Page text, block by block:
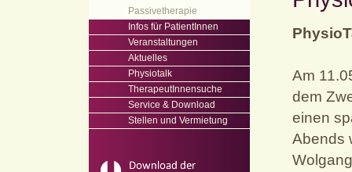
Passivetherapie
Infos für PatientInnen
Veranstaltungen
Aktuelles
Physiotalk
TherapeutInnensuche
Service & Download
Stellen und Vermietung
Am
dem
einen
Abends